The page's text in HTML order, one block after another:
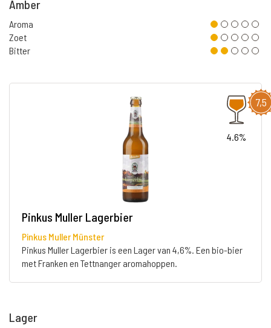
Amber
Aroma
Zoet
Bitter
7,5
4.6%
Pinkus Muller Lagerbier
Pinkus Muller Münster
Pinkus Muller Lagerbier is een Lager van 4,6%. Een bio-bier
met Franken en Tettnanger aromahoppen.
Lager